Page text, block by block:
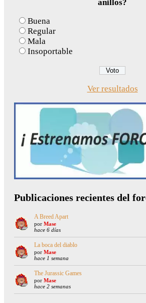
anillos?
Buena
Regular
Mala
Insoportable
Ver resultados
Publicaciones recientes del
A Breed Apart
por Mase
hace 6 días
La boca del diablo
por Mase
hace 1 semana
The Jurassic Games
por Mase
hace 2 semanas